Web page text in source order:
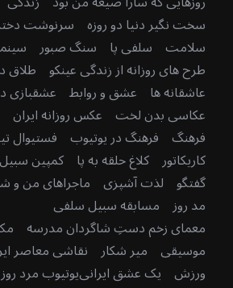
سخت نگیر دنیا دو روزه سرنوشت دختر
سلامت سلفی پا سنگ صبور
طرح های روزانه از زندگی عینکو طلاق
عاشقانه ها عشق و روابط عشقبازی
عکاسی بدن لخت عکس روزانه ایران
فرهنگ فرهنگ در یوتیوب فستیوال
کاریکاتور کلاغ حلقه به پا کمپین
گفتگو لذت آشپزی ماجراهای من و
مد روز مسابقه سبیل سلفی
معمای زخم دستِ شاگردان مدرسه
موسیقی میر شکار نقاشی معاصر
ورزش یک عشق ایرانییوتیوب مرد روز